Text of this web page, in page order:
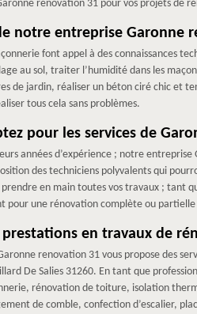
renovation 31 pour vos projets de
notre entreprise
font appel à des connaissances
au sol, traiter l’humidité dans les
de jardin, réaliser un béton ciré chic et
tous cela sans problèmes.
pour les services de
années d’expérience ; notre
des techniciens polyvalents qui
prendre en main toutes vos travaux ; tant
pour une rénovation complète ou
prestations en travaux de
renovation 31 vous propose des
De Salies 31260. En tant que
rénovation de toiture, isolation
de comble, confection d’escalier,